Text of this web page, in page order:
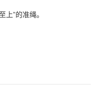
”的准绳。